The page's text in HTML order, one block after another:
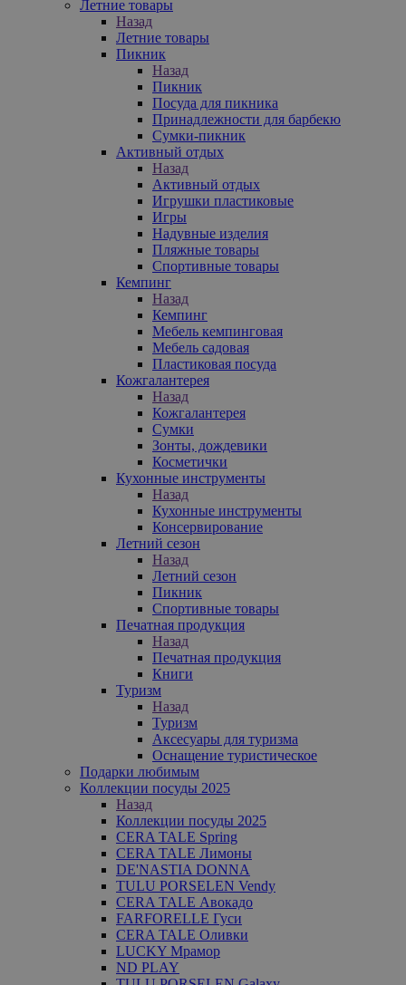
Летние товары
Назад
Летние товары
Пикник
Назад
Пикник
Посуда для пикника
Принадлежности для барбекю
Сумки-пикник
Активный отдых
Назад
Активный отдых
Игрушки пластиковые
Игры
Надувные изделия
Пляжные товары
Спортивные товары
Кемпинг
Назад
Кемпинг
Мебель кемпинговая
Мебель садовая
Пластиковая посуда
Кожгалантерея
Назад
Кожгалантерея
Сумки
Зонты, дождевики
Косметички
Кухонные инструменты
Назад
Кухонные инструменты
Консервирование
Летний сезон
Назад
Летний сезон
Пикник
Спортивные товары
Печатная продукция
Назад
Печатная продукция
Книги
Туризм
Назад
Туризм
Аксесуары для туризма
Оснащение туристическое
Подарки любимым
Коллекции посуды 2025
Назад
Коллекции посуды 2025
CERA TALE Spring
CERA TALE Лимоны
DE'NASTIA DONNA
TULU PORSELEN Vendy
CERA TALE Авокадо
FARFORELLE Гуси
CERA TALE Оливки
LUCKY Мрамор
ND PLAY